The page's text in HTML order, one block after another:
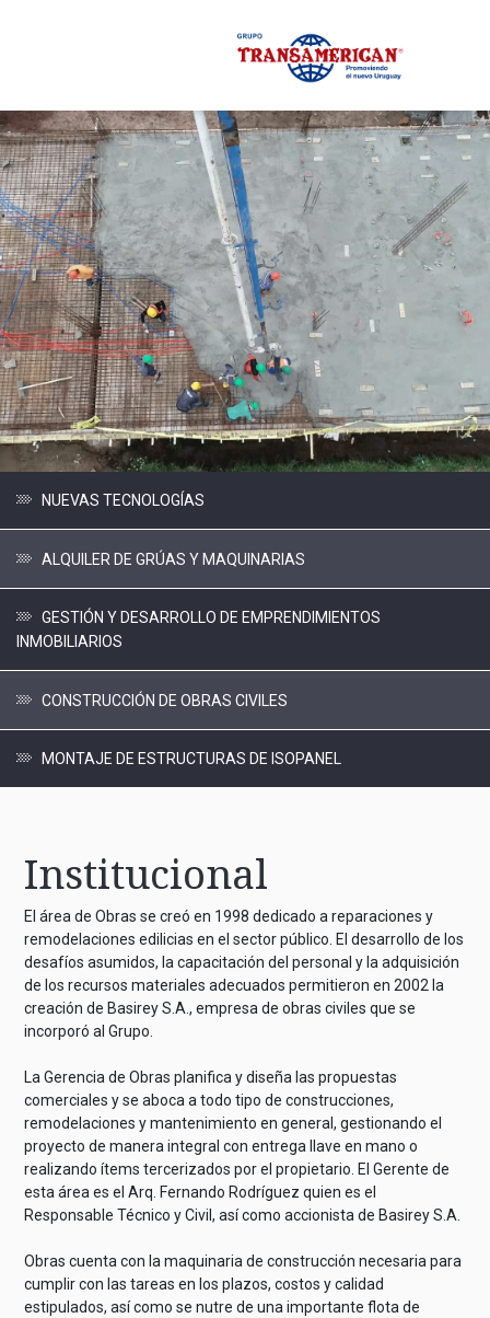
NUEVAS TECNOLOGÍAS
ALQUILER DE GRÚAS Y MAQUINARIAS
GESTIÓN Y DESARROLLO DE EMPRENDIMIENTOS
INMOBILIARIOS
CONSTRUCCIÓN DE OBRAS CIVILES
MONTAJE DE ESTRUCTURAS DE ISOPANEL
Institucional
El área de Obras se creó en 1998 dedicado a reparaciones y
remodelaciones edilicias en el sector público. El desarrollo de los
desafíos asumidos, la capacitación del personal y la adquisición
de los recursos materiales adecuados permitieron en 2002 la
creación de Basirey S.A., empresa de obras civiles que se
incorporó al Grupo.
La Gerencia de Obras planifica y diseña las propuestas
comerciales y se aboca a todo tipo de construcciones,
remodelaciones y mantenimiento en general, gestionando el
proyecto de manera integral con entrega llave en mano o
realizando ítems tercerizados por el propietario. El Gerente de
esta área es el Arq. Fernando Rodríguez quien es el
Responsable Técnico y Civil, así como accionista de Basirey S.A.
Obras cuenta con la maquinaria de construcción necesaria para
cumplir con las tareas en los plazos, costos y calidad
estipulados, así como se nutre de una importante flota de